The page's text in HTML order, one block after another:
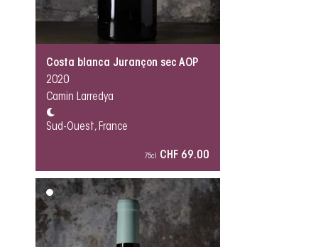
Costa blanca Jurançon sec AOP
2020
Camin Larredya
Sud-Ouest, France
75cl CHF 69.00